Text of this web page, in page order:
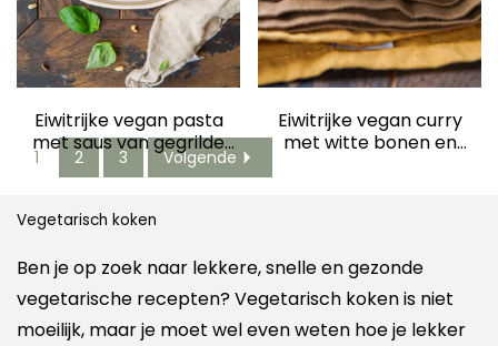
Eiwitrijke vegan pasta
met saus van gegrilde
groente en witte bonen
Eiwitrijke vegan curry
met witte bonen en
1 2 3 Volgende
Vegetarisch koken
Ben je op zoek naar lekkere, snelle en gezonde
vegetarische recepten? Vegetarisch koken is niet
moeilijk, maar je moet wel even weten hoe je lekker